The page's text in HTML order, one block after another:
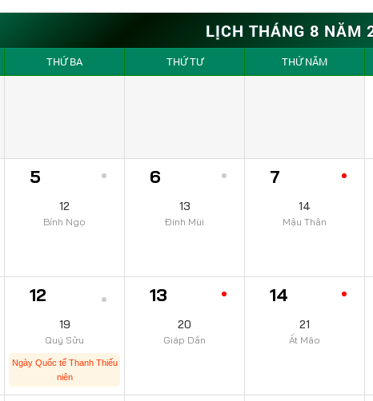
LỊCH THÁNG 8 NĂM
THỨ BA THỨ TƯ THỨ NĂM
5
12
Bính Ngọ
6
13
Đinh Mùi
7
14
Mậu Thân
12
19
Quý Sửu
Ngày Quốc tế Thanh Thiếu
niên
13
20
Giáp Dần
14
21
Ất Mão